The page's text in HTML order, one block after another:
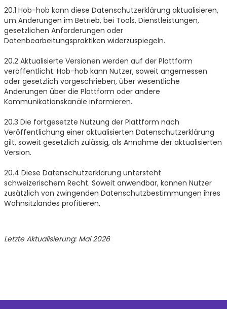
20.1 Hob-hob kann diese Datenschutzerklärung aktualisieren,
um Änderungen im Betrieb, bei Tools, Dienstleistungen,
gesetzlichen Anforderungen oder
Datenbearbeitungspraktiken widerzuspiegeln.
20.2 Aktualisierte Versionen werden auf der Plattform
veröffentlicht. Hob-hob kann Nutzer, soweit angemessen
oder gesetzlich vorgeschrieben, über wesentliche
Änderungen über die Plattform oder andere
Kommunikationskanäle informieren.
20.3 Die fortgesetzte Nutzung der Plattform nach
Veröffentlichung einer aktualisierten Datenschutzerklärung
gilt, soweit gesetzlich zulässig, als Annahme der aktualisierten
Version.
20.4 Diese Datenschutzerklärung untersteht
schweizerischem Recht. Soweit anwendbar, können Nutzer
zusätzlich von zwingenden Datenschutzbestimmungen ihres
Wohnsitzlandes profitieren.
Letzte Aktualisierung: Mai 2026